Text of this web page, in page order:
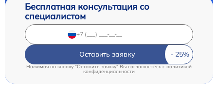
Бесплатная консультация со
специалистом
Оставить заявку
Нажимая на кнопку "Оставить заявку" Вы соглашаетесь cполитикой
конфиденциальности